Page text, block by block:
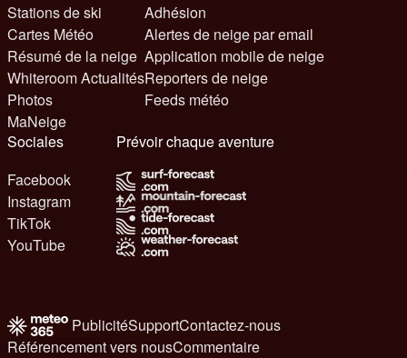
Stations de ski
Cartes Météo
Résumé de la neige
Whiteroom Actualités
Photos
MaNeige
Adhésion
Alertes de neige par email
Application mobile de neige
Reporters de neige
Feeds météo
Sociales
Facebook
Instagram
TikTok
YouTube
Prévoir chaque aventure
PublicitéSupportContactez-nous
Référencement vers nousCommentaire